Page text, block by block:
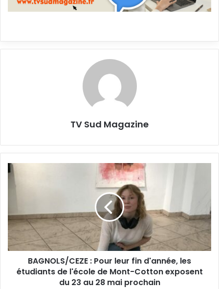
TV Sud Magazine
BAGNOLS/CEZE
d'année,
les
étudiants
de
BAGNOLS/CEZE : Pour leur fin d'année, les
étudiants de l'école de Mont-Cotton exposent
du 23 au 28 mai prochain